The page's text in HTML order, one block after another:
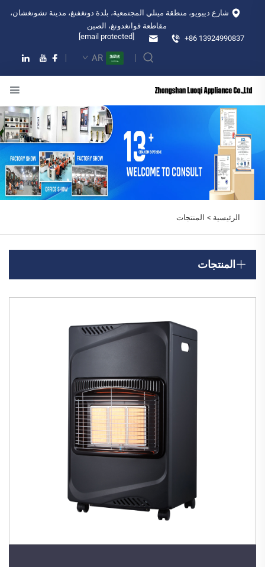
شارع دييويو، منطقة مينلي المجتمعية، بلدة دونغفنغ، مدينة تشونغشان،
مقاطعة قوانغدونغ، الصين
+86 13924990837
AR
الرئيسية > المنتجات
المنتجات